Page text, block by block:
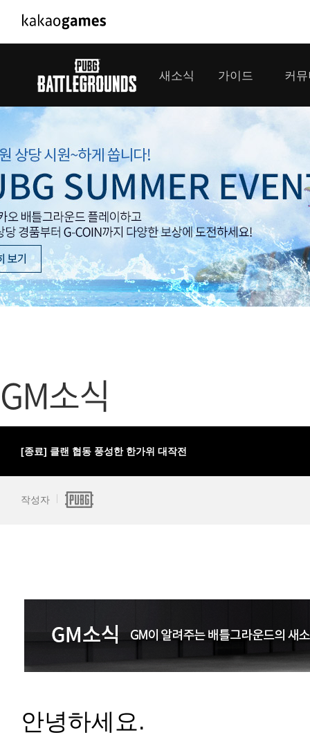
PC/모바일게임
도깨비의세계
아키에이지 워
아레스 : 라이즈 오브 가디언즈
배틀그라
패스 오브
패스 오브
모바일게임
우마무스메 프리티 더비
SMiniz
프렌즈팝콘
프렌즈타운
서비스
내정보
보안센터
새소식
이벤트
업데이트
대회소식
가이드 커
플레이
클랜
모집
GM소식
[종료] 클랜 협동 풍성한 한가위 대작전
작성자
안녕하세요.